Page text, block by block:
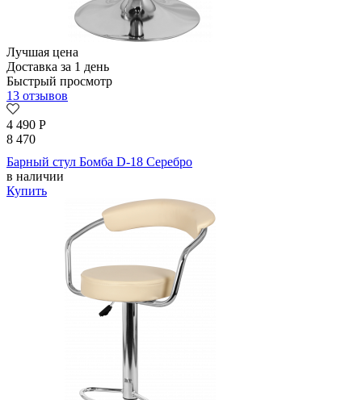
Лучшая цена
Доставка за 1 день
Быстрый просмотр
13 отзывов
4 490 Р
8 470
Барный стул Бомба D-18 Серебро
в наличии
Купить